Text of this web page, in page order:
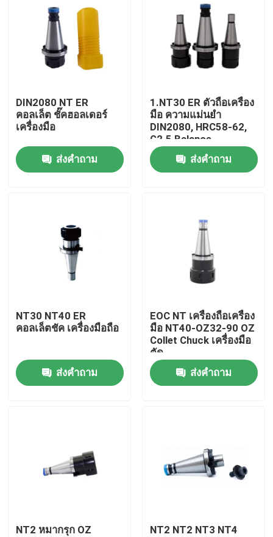
ควบคุมคุณภาพ
ขอใบเสนอราคา
หัวจับเครื่องมือ SK
DIN2080 NT ER
คอลเล็ต ชั๊คฮอลเดอร์
เครื่องมือ
ส่งคำถาม
1.NT30 ER ตัวถือเครื่อง
มือ ความแม่นยํา
DIN2080, HRC58-62,
G2.5 Balance
ส่งคำถาม
NT30 NT40 ER
คอลเล็ตชัค เครื่องมือถือ
ส่งคำถาม
EOC NT เครื่องถือเครื่อง
มือ NT40-OZ32-90 OZ
Collet Chuck เครื่องมือ
ตัด
ส่งคำถาม
NT2 หมากรุก OZ
NT2 NT2 NT3 NT4